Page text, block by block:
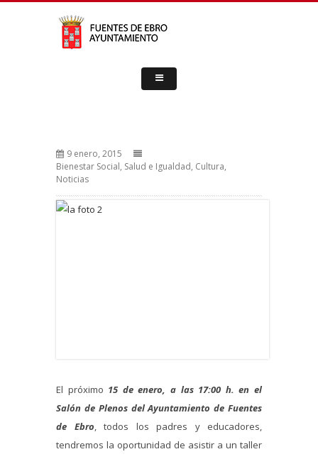
9 enero, 2015
Bienestar Social, Salud e Igualdad, Cultura,
Noticias
El próximo 15 de enero, a las 17:00 h. en el
Salón de Plenos del Ayuntamiento de Fuentes
de Ebro, todos los padres y educadores,
tendremos la oportunidad de asistir a un taller